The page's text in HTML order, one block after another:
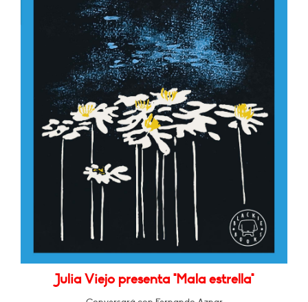
Julia Viejo presenta "Mala estrella"